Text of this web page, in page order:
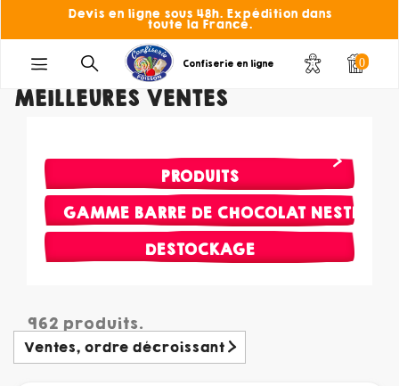
Devis en ligne sous 48h. Expédition dans
toute la France.
Confiserie en ligne 0
MEILLEURES VENTES
PRODUITS
GAMME BARRE DE CHOCOLAT NESTLE
DESTOCKAGE
962 produits.
Ventes, ordre décroissant